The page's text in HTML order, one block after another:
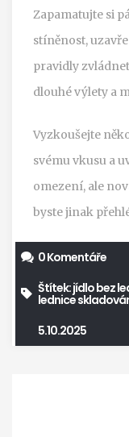
Zapamatujte si
stíněnost,
pravidly
dlouhé výlety a
Vyzkoušejte
svému vkusu a
omezení, ale
byste jinak
0 Komentáře
Štítek:jídlo bez
lednice
5.10.2025